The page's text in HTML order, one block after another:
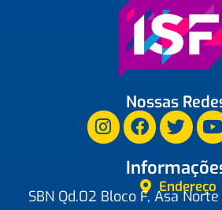
Nossas
Endereço
SBN Qd.02 Bloco F, Asa